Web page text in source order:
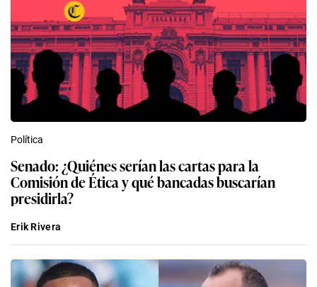
Política
Senado: ¿Quiénes serían las cartas para la
Comisión de Ética y qué bancadas buscarían
presidirla?
Erik Rivera